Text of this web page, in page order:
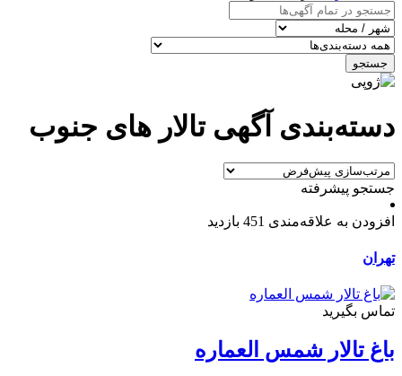
جستجو
دسته‌بندی آگهی تالار های جنوب
جستجو پیشرفته
افزودن به علاقه‌مندی 451 بازدید
تهران
تماس بگیرید
باغ تالار شمس العماره